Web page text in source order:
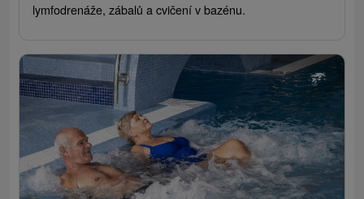
lymfodrenáže, zábalů a cvičení v bazénu.